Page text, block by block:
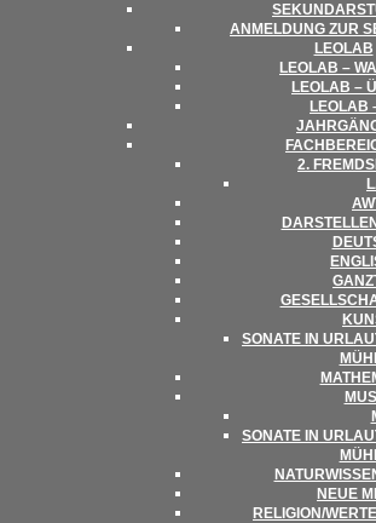
ANMEL­DUNG ZUR
LEO­LAB
LEO­LAB –
LEO­LAB –
LEO­LAB
2.
SONATE IN
SONATE IN
NEUE
RELIGION/​​